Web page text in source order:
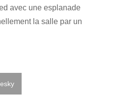
avec une esplanade
la salle par un